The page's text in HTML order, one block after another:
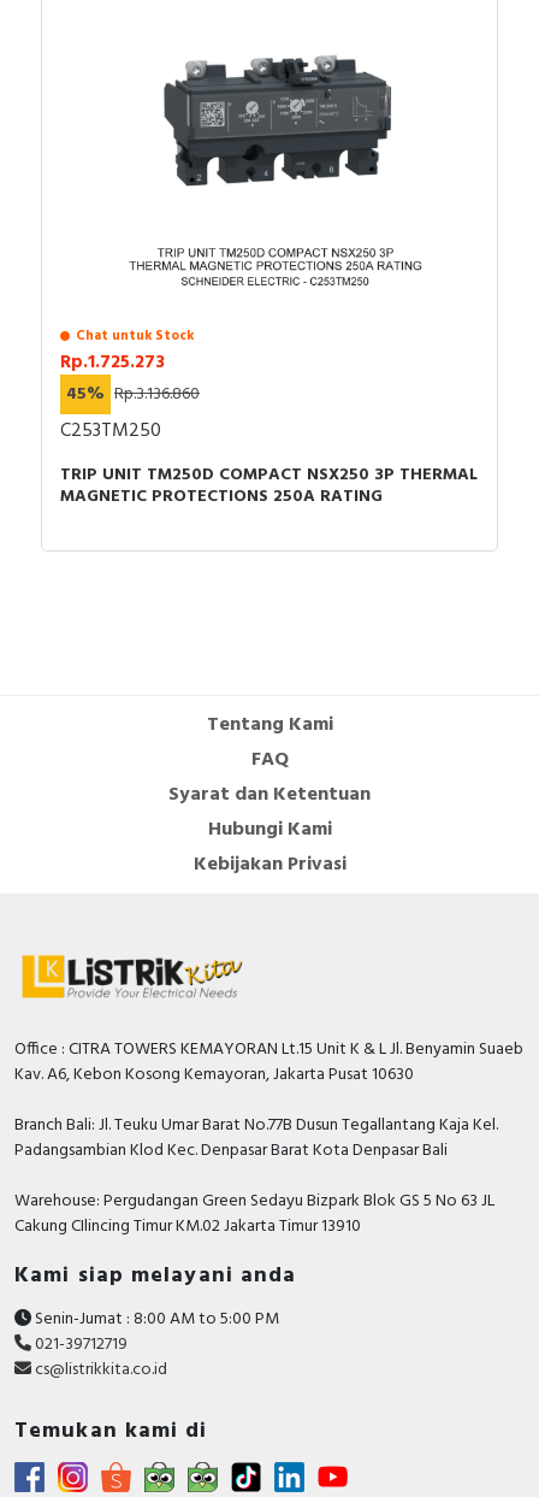
Chat untuk Stock
Rp.1.725.273
45% Rp.3.136.860
C253TM250
TRIP UNIT TM250D COMPACT NSX250 3P THERMAL
MAGNETIC PROTECTIONS 250A RATING
Tentang Kami
FAQ
Syarat dan Ketentuan
Hubungi Kami
Kebijakan Privasi
Office : CITRA TOWERS KEMAYORAN Lt.15 Unit K & L Jl. Benyamin Suaeb
Kav. A6, Kebon Kosong Kemayoran, Jakarta Pusat 10630
Branch Bali: Jl. Teuku Umar Barat No.77B Dusun Tegallantang Kaja Kel.
Padangsambian Klod Kec. Denpasar Barat Kota Denpasar Bali
Warehouse: Pergudangan Green Sedayu Bizpark Blok GS 5 No 63 JL
Cakung CIlincing Timur KM.02 Jakarta Timur 13910
Kami siap melayani anda
Senin-Jumat : 8:00 AM to 5:00 PM
021-39712719
cs@listrikkita.co.id
Temukan kami di